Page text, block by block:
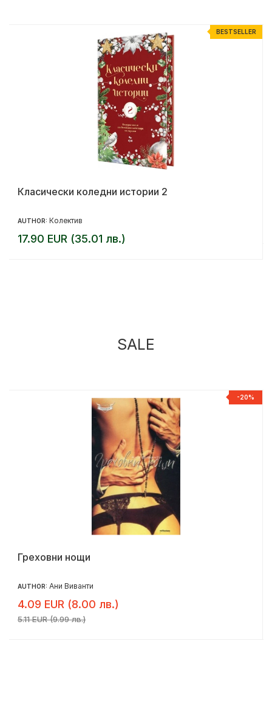
BESTSELLER
Класически коледни истории 2
AUTHOR: Колектив
17.90 EUR (35.01 лв.)
SALE
-20%
Греховни нощи
AUTHOR: Ани Виванти
4.09 EUR (8.00 лв.)
5.11 EUR (9.99 лв.)